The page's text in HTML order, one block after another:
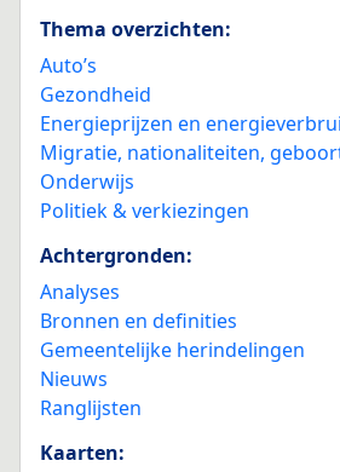
Thema overzichten:
Auto’s
Gezondheid
Energieprijzen en
Migratie, nationaliteiten,
Onderwijs
Politiek & verkiezingen
Achtergronden:
Analyses
Bronnen en definities
Gemeentelijke herindelingen
Nieuws
Ranglijsten
Kaarten: